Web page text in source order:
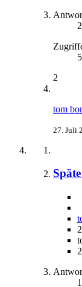
2
2
tom
27. Juli
1